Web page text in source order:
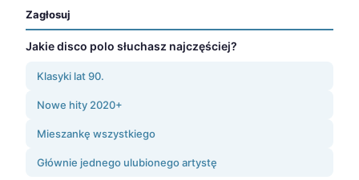
Zagłosuj
Jakie disco polo słuchasz najczęściej?
Klasyki lat 90.
Nowe hity 2020+
Mieszankę wszystkiego
Głównie jednego ulubionego artystę